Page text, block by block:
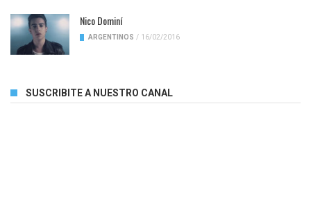
Nico Dominí
ARGENTINOS / 16/02/2016
SUSCRIBITE A NUESTRO CANAL